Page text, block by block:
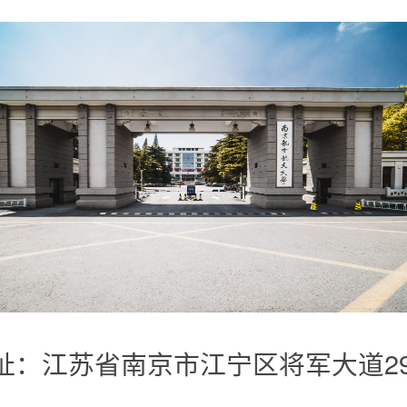
：江苏省南京市江宁区将军大道